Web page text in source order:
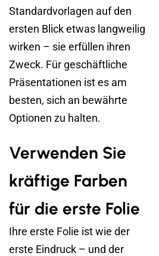
Standardvorlagen auf den
ersten Blick etwas langweilig
wirken – sie erfüllen ihren
Zweck. Für geschäftliche
Präsentationen ist es am
besten, sich an bewährte
Optionen zu halten.
Verwenden Sie
kräftige Farben
für die erste Folie
Ihre erste Folie ist wie der
erste Eindruck – und der